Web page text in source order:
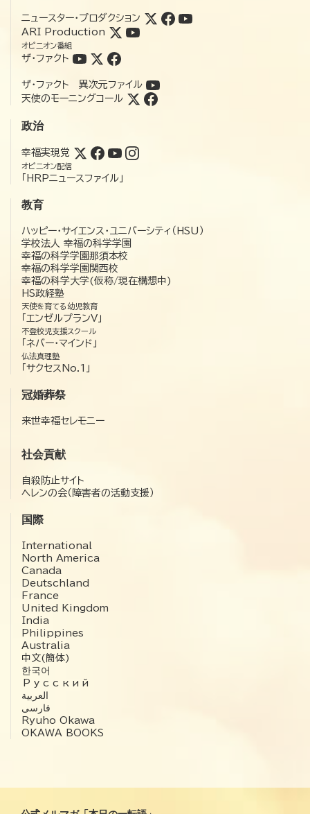
ニュースター・プロダクション
ARI Production
オピニオン番組
ザ・ファクト
ザ・ファクト 異次元ファイル
天使のモーニングコール
政治
幸福実現党
オピニオン配信
「HRPニュースファイル」
教育
ハッピー・サイエンス・ユニバーシティ（HSU）
学校法人 幸福の科学学園
幸福の科学学園那須本校
幸福の科学学園関西校
幸福の科学大学(仮称/現在構想中)
HS政経塾
天使を育てる幼児教育
「エンゼルプランV」
不登校児支援スクール
「ネバー・マインド」
仏法真理塾
「サクセスNo.1」
冠婚葬祭
来世幸福セレモニー
社会貢献
自殺防止サイト
ヘレンの会（障害者の活動支援）
国際
International
North America
Canada
Deutschland
France
United Kingdom
India
Philippines
Australia
中文(簡体)
한국어
Русский
العربية‏
فارسی
Ryuho Okawa
OKAWA BOOKS